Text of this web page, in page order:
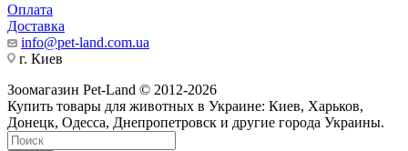
Оплата
Доставка
info@pet-land.com.ua
г. Киев
Зоомагазин Pet-Land © 2012-2026
Купить товары для животных в Украине: Киев, Харьков,
Донецк, Одесса, Днепропетровск и другие города Украины.